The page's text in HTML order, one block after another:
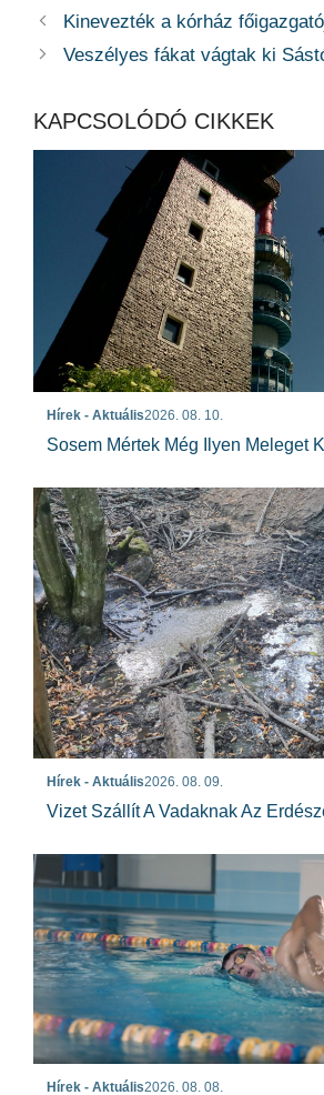
Kinevezték a kórház
Veszélyes fákat vágtak ki
KAPCSOLÓDÓ CIKKEK
Hírek - Aktuális2026. 08. 10.
Sosem Mértek Még Ilyen Meleget
Hírek - Aktuális2026. 08. 09.
Vizet Szállít A Vadaknak Az
Hírek - Aktuális2026. 08. 08.